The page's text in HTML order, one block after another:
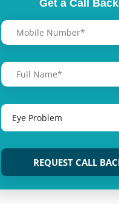
Get a Call Back